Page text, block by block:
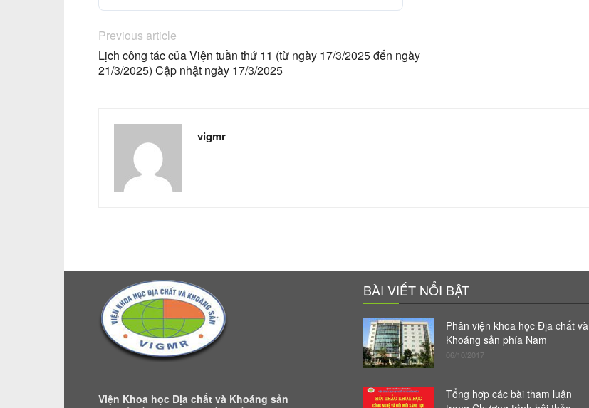
Previous article
Lịch công tác của Viện tuần thứ 11 (từ ngày 17/3/2025 đến ngày
21/3/2025) Cập nhật ngày 17/3/2025
vigmr
Viện Khoa học Địa chất và Khoáng sản
BÀI VIẾT NỔI BẬT
Phân viện khoa học Địa chất và
Khoáng sản phía Nam
06/10/2017
Tổng hợp các bài tham luận